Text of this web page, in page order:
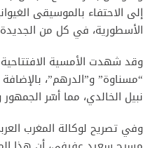
إلى الاحتفاء بالموسيقى
الأسطورية، في كل من الجديدة
وقد شهدت الأمسية
“مسناوة” و”الدرهم”،
نبيل الخالدي، مما أسّر
وفي تصريح لوكالة المغرب